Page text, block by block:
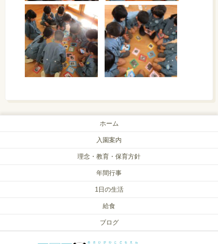
ホーム
入園案内
理念・教育・保育方針
年間行事
1日の生活
給食
ブログ